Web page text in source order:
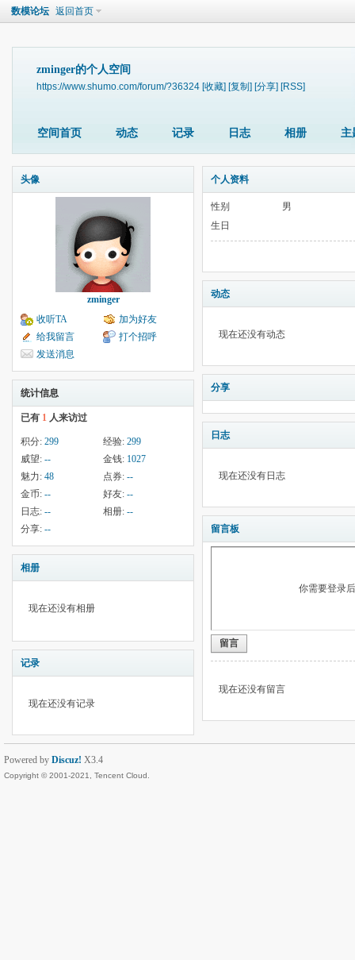
数模论坛 返回首页
zminger的个人空间
https://www.shumo.com/forum/?36324 [收藏] [复制] [分享] [RSS]
空间首页 动态 记录 日志 相册 主
头像
zminger
收听TA
加为好友
给我留言
打个招呼
发送消息
统计信息
已有 1 人来访过
积分: 299 经验: 299
威望: -- 金钱: 1027
魅力: 48 点券: --
金币: -- 好友: --
日志: -- 相册: --
分享: --
相册
现在还没有相册
记录
现在还没有记录
个人资料
性别
男
生日
动态
现在还没有动态
分享
日志
现在还没有日志
留言板
你需要登录
留言
现在还没有留言
Powered by Discuz! X3.4
Copyright © 2001-2021, Tencent Cloud.